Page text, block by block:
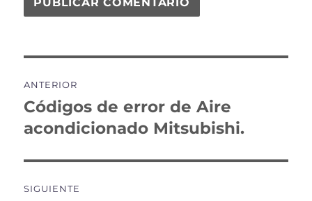
de
entradas
ANTERIOR
Entrada
anterior:
Códigos de error de Aire
acondicionado Mitsubishi.
SIGUIENTE